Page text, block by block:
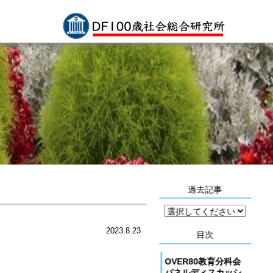
2023.8.23
過去記事
目次
OVER80教育分科会